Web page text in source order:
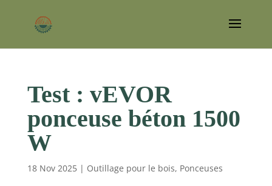
Test : vEVOR
ponceuse béton 1500
W
18 Nov 2025| Outillage pour le bois, Ponceuses